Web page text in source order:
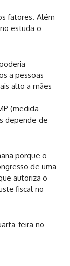
fatores. Além
estuda o
a pessoas
alto a mães
(medida
depende de
porque o
de uma
autoriza o
fiscal no
feira no